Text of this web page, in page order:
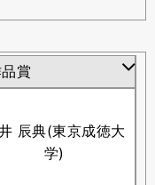
賞
辰典(東京成徳大
学)